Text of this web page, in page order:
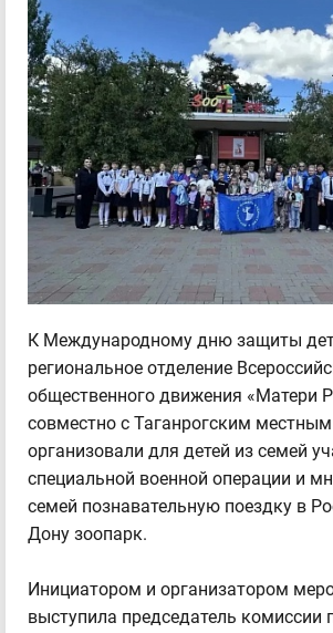
К Международному дню защиты
региональное отделение
общественного движения «Матери
совместно с Таганрогским
организовали для детей из семей
специальной военной операции и
семей познавательную поездку в
Дону зоопарк.
Инициатором и организатором
выступила председатель комиссии